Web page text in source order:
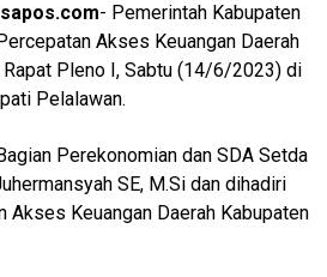
- Pemerintah Kabupaten
Akses Keuangan Daerah
Rapat Pleno I, Sabtu (14/6/2023) di
Pelalawan.
Perekonomian dan SDA Setda
SE, M.Si dan dihadiri
Akses Keuangan Daerah Kabupaten